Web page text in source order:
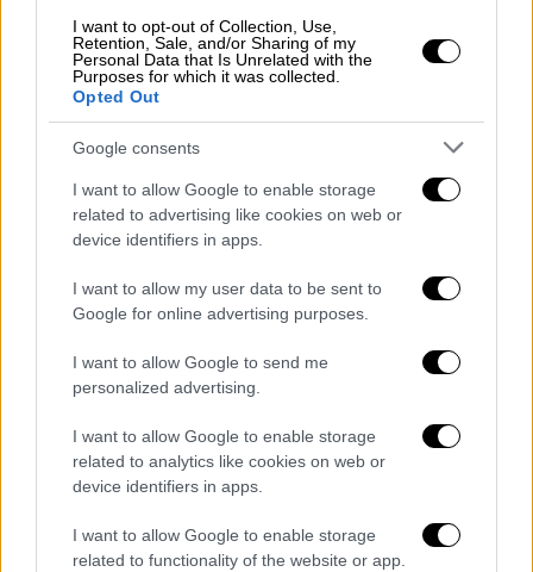
I want to opt-out of Collection, Use,
Retention, Sale, and/or Sharing of my
Personal Data that Is Unrelated with the
Purposes for which it was collected.
Opted Out
Google consents
I want to allow Google to enable storage
related to advertising like cookies on web or
device identifiers in apps.
I want to allow my user data to be sent to
Google for online advertising purposes.
I want to allow Google to send me
personalized advertising.
I want to allow Google to enable storage
related to analytics like cookies on web or
device identifiers in apps.
I want to allow Google to enable storage
related to functionality of the website or app.
το οποίο θα αποστείλει το πόρισμά του στον
πραγματογνώμονα καθηγητή, ο οποίος θα
κληθεί να προχωρήσει και στη μελέτη του
ώστε να εκδώσει το τελικό δικό του
πόρισμα.
Το επόμενο διάστημα αναμένεται ένα ακόμη
ενδιαφέρον για την ανακριτική έρευνα
στοιχείο και συγκεκριμένα, το πόρισμα της
που εξετάζει την γνησιότητα του
καταγραφικού που κατάσχεσε με άκρα
μυστικότητα ο Εφέτης Ανακριτής, από
ιδιωτική επιχείρηση στην Κατερίνη. Το
στοιχείο σχετίζεται με την
αμαξοστοιχία
και η κάμερα της ιδιωτικής
επιχείρησης είναι υψηλής ευκρίνειας.